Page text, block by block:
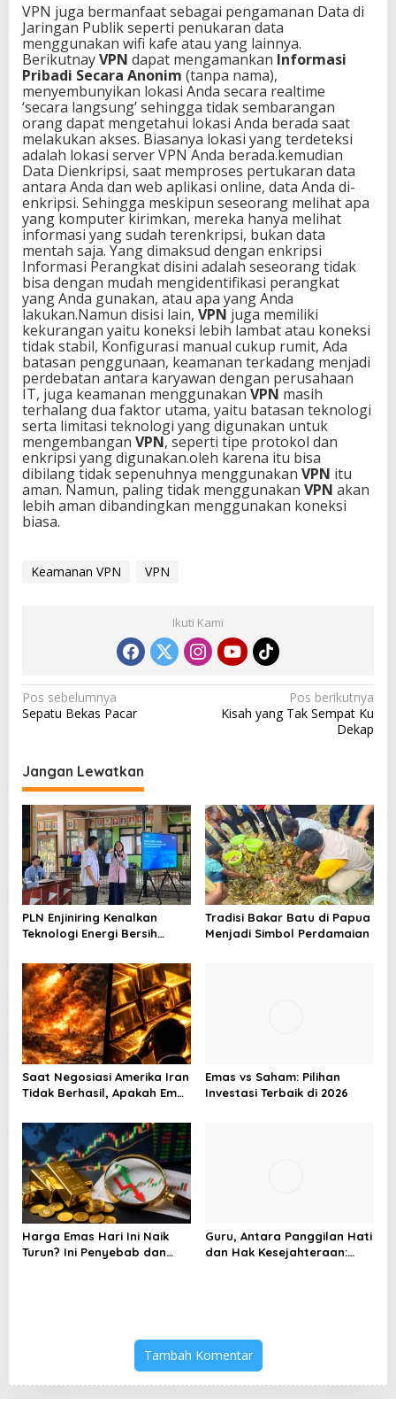
VPN juga bermanfaat sebagai pengamanan Data di
Jaringan Publik seperti penukaran data
menggunakan wifi kafe atau yang lainnya.
BerikutnayVPN dapat mengamankan Informasi
Pribadi Secara Anonim (tanpa nama),
menyembunyikan lokasi Anda secara realtime
‘secara langsung’ sehingga tidak sembarangan
orang dapat mengetahui lokasi Anda berada saat
melakukan akses. Biasanya lokasi yang terdeteksi
adalah lokasi server VPN Anda berada.kemudian
Data Dienkripsi, saat memproses pertukaran data
antara Anda dan web aplikasi online, data Anda di-
enkripsi. Sehingga meskipun seseorang melihat apa
yang komputer kirimkan, mereka hanya melihat
informasi yang sudah terenkripsi, bukan data
mentah saja. Yang dimaksud dengan enkripsi
Informasi Perangkat disini adalah seseorang tidak
bisa dengan mudah mengidentifikasi perangkat
yang Anda gunakan, atau apa yang Anda
lakukan.Namun disisi lain, VPN juga memiliki
kekurangan yaitu koneksi lebih lambat atau koneksi
tidak stabil, Konfigurasi manual cukup rumit, Ada
batasan penggunaan, keamanan terkadang menjadi
perdebatan antara karyawan dengan perusahaan
IT, juga keamanan menggunakan VPN masih
terhalang dua faktor utama, yaitu batasan teknologi
serta limitasi teknologi yang digunakan untuk
mengembangan VPN, seperti tipe protokol dan
enkripsi yang digunakan.oleh karena itu bisa
dibilang tidak sepenuhnya menggunakan VPN itu
aman. Namun, paling tidak menggunakan VPN akan
lebih aman dibandingkan menggunakan koneksi
biasa.
Keamanan VPN VPN
Ikuti Kami
N
a
i
g
a
s
i
p
o
Pos sebelumnya
Sepatu Bekas Pacar
Pos berikutnya
Kisah yang Tak Sempat Ku
Dekap
Jangan Lewatkan
PLN Enjiniring Kenalkan
Teknologi Energi Bersih
Tradisi Bakar Batu di Papua
Menjadi Simbol Perdamaian
Saat Negosiasi Amerika Iran
Tidak Berhasil, Apakah Emas
Emas vs Saham: Pilihan
Investasi Terbaik di 2026
Harga Emas Hari Ini Naik
Turun? Ini Penyebab dan
Guru, Antara Panggilan Hati
dan Hak Kesejahteraan:
Tambah Komentar